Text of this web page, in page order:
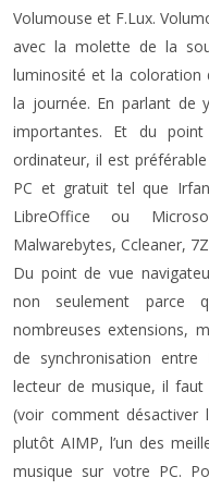
Volumouse et F.Lux.
avec la molette de la
luminosité et la coloration
la journée. En parlant de
importantes. Et du
ordinateur, il est
PC et gratuit tel que
LibreOffice ou
Malwarebytes, Ccleaner,
Du point de vue
non seulement parce
nombreuses extensions,
de synchronisation
lecteur de musique, il faut
(voir comment
plutôt AIMP, l’un des
musique sur votre PC.